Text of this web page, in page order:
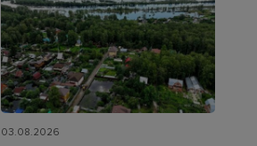
03.08.2026